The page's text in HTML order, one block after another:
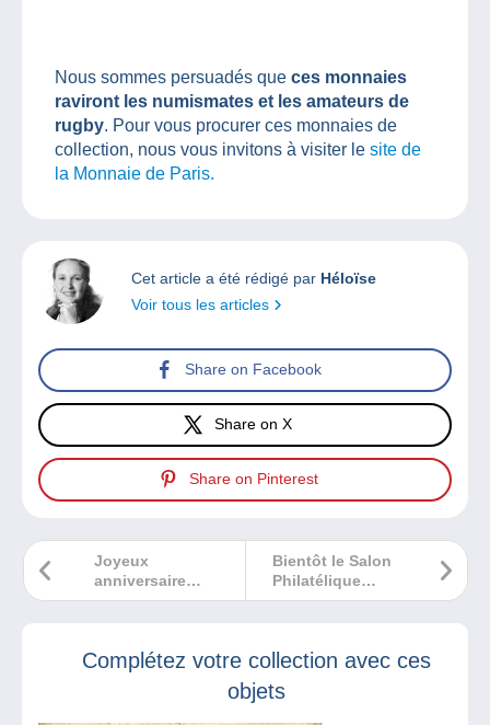
Nous sommes persuadés que ces monnaies
raviront les numismates et les amateurs de
rugby. Pour vous procurer ces monnaies de
collection, nous vous invitons à visiter le site de
la Monnaie de Paris.
Cet article a été rédigé par Héloïse
Voir tous les articles
Share on Facebook
Share on X
Share on Pinterest
Bientôt le Salon
Philatélique
d’Automne !
Joyeux
anniversaire
Delcampe
Complétez votre collection avec ces
objets